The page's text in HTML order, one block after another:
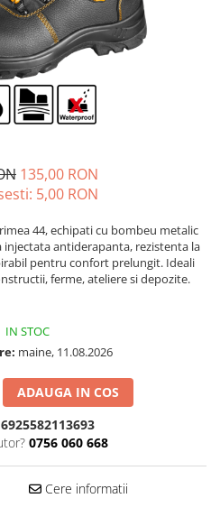
135,00 RON
5,00 RON
44, echipati cu bombeu metalic
antiderapanta, rezistenta la
pentru confort prelungit. Ideali
ferme, ateliere si depozite.
IN STOC
maine, 11.08.2026
ADAUGA IN COS
6925582113693
0756 060 668
Cere informatii